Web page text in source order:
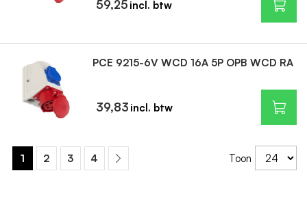
59,25
PCE 9215-6V WCD 16A 5P OPB WCD RA
39,83
1 2 3 4 Toon